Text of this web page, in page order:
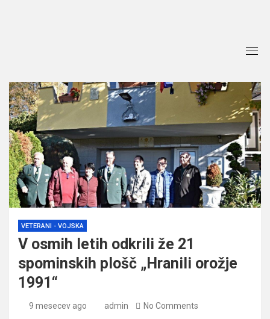
VETERANI - VOJSKA
V osmih letih odkrili že 21
spominskih plošč „Hranili orožje
1991“
9 mesecev ago admin No Comments